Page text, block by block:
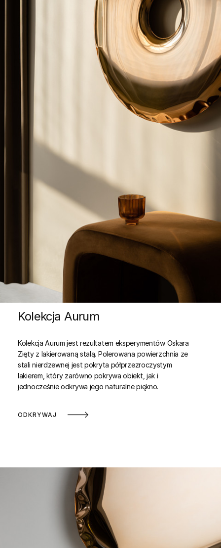
Kolekcja Aurum
Kolekcja Aurum jest rezultatem eksperymentów Oskara
Zięty z lakierowaną stalą. Polerowana powierzchnia ze
stali nierdzewnej jest pokryta półprzezroczystym
lakierem, który zarówno pokrywa obiekt, jak i
jednocześnie odkrywa jego naturalne piękno.
ODKRYWAJ